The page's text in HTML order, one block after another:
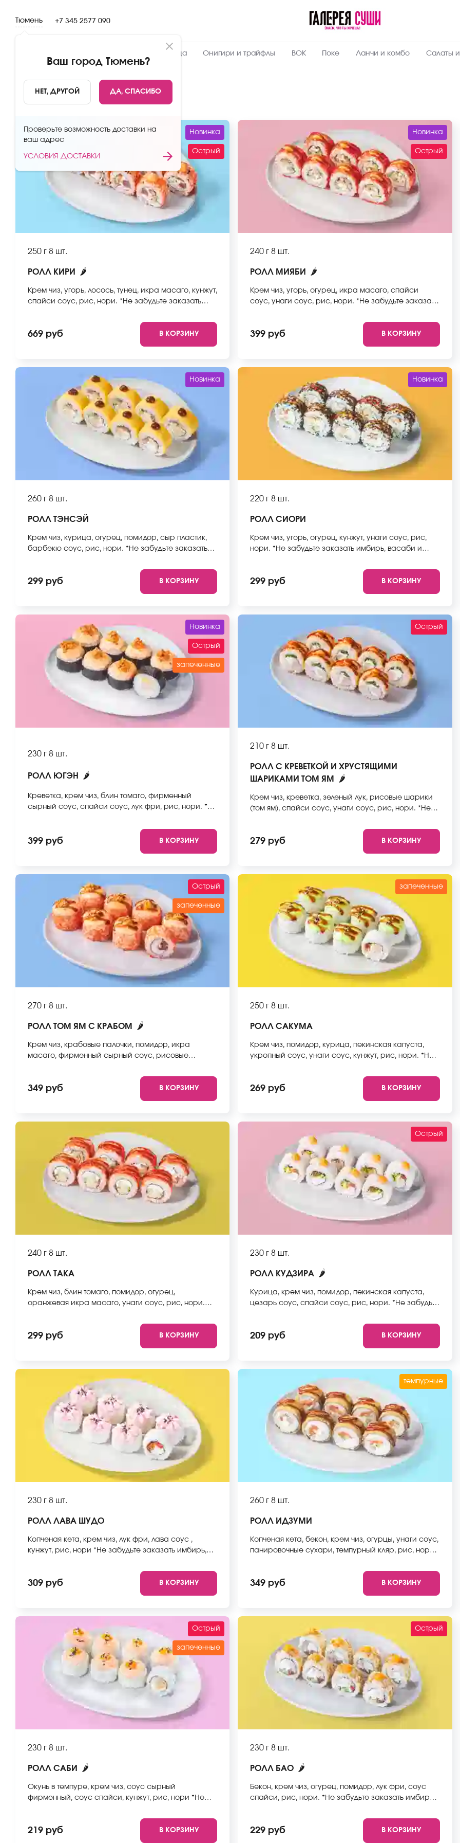
Тюмень
Ваш город Тюмень?
НЕТ, ДРУГОЙ ДА, СПАСИБО
Проверьте возможность доставки на
ваш адрес
УСЛОВИЯ ДОСТАВКИ
+7 345 2577 090
Пицца Онигири и трайфлы ВОК Поке Ланчи и комбо Салаты
Роллы и суши
Новинка
Острый
250 г 8 шт.
РОЛЛ КИРИ 🌶
Крем чиз, угорь, лосось, тунец, икра масаго, кунжут,
спайси соус, рис, нори. *Не забудьте заказать
стоимость заказа. *Внешний вид блюда может
отличаться от фото на сайте.
669 руб В КОРЗИНУ
Новинка
Острый
240 г 8 шт.
РОЛЛ МИЯБИ 🌶
Крем чиз, угорь, огурец, икра масаго, спайси
соус, унаги соус, рис, нори. *Не забудьте заказать
стоимость заказа. *Внешний вид блюда может
отличаться от фото на сайте.
399 руб В КОРЗИНУ
Новинка
260 г 8 шт.
РОЛЛ ТЭНСЭЙ
Крем чиз, курица, огурец, помидор, сыр пластик,
барбекю соус, рис, нори. *Не забудьте заказать
стоимость заказа. *Внешний вид блюда может
отличаться от фото на сайте.
299 руб В КОРЗИНУ
Новинка
220 г 8 шт.
РОЛЛ СИОРИ
Крем чиз, угорь, огурец, кунжут, унаги соус, рис,
нори. *Не забудьте заказать имбирь, васаби и
*Внешний вид блюда может отличаться от фото на
сайте.
299 руб В КОРЗИНУ
Новинка
Острый
запеченные
230 г 8 шт.
РОЛЛ ЮГЭН 🌶
Креветка, крем чиз, блин томаго, фирменный
сырный соус, спайси соус, лук фри, рис, нори. *Не
Они не входят в стоимость заказа. *Внешний вид
блюда может отличаться от фото на сайте.
399 руб В КОРЗИНУ
Острый
210 г 8 шт.
РОЛЛ С КРЕВЕТКОЙ И ХРУСТЯЩИМИ
ШАРИКАМИ ТОМ ЯМ
🌶
Крем чиз, креветка, зеленый лук, рисовые шарики
(том ям), спайси соус, унаги соус, рис, нори. *Не
Они не входят в стоимость заказа. *Внешний вид
блюда может отличаться от фото на сайте.
279 руб В КОРЗИНУ
Острый
запеченные
270 г 8 шт.
РОЛЛ ТОМ ЯМ С КРАБОМ 🌶
Крем чиз, крабовые палочки, помидор, икра
масаго, фирменный сырный соус, рисовые
нори. *Не забудьте заказать имбирь, васаби и
соевый соус. Они не входят в стоимость заказа.
*Внешний вид блюда может отличаться от фото на
349 руб В КОРЗИНУ
запеченные
250 г 8 шт.
РОЛЛ САКУМА
Крем чиз, помидор, курица, пекинская капуста,
укропный соус, унаги соус, кунжут, рис, нори. *Не
Они не входят в стоимость заказа. *Внешний вид
блюда может отличаться от фото на сайте.
269 руб В КОРЗИНУ
240 г 8 шт.
РОЛЛ ТАКА
Крем чиз, блин томаго, помидор, огурец,
оранжевая икра масаго, унаги соус, рис, нори.
соус. Они не входят в стоимость заказа. *Внешний
вид блюда может отличаться от фото на сайте.
299 руб В КОРЗИНУ
Острый
230 г 8 шт.
РОЛЛ КУДЗИРА 🌶
Курица, крем чиз, помидор, пекинская капуста,
цезарь соус, спайси соус, рис, нори. *Не забудьте
входят в стоимость заказа. *Внешний вид блюда
может отличаться от фото на сайте.
209 руб В КОРЗИНУ
230 г 8 шт.
РОЛЛ ЛАВА ШУДО
Копченая кета, крем чиз, лук фри, лава соус ,
кунжут, рис, нори *Не забудьте заказать имбирь,
заказа. *Внешний вид блюда может отличаться от
фото на сайте.
309 руб В КОРЗИНУ
темпурные
260 г 8 шт.
РОЛЛ ИДЗУМИ
Копченая кета, бекон, крем чиз, огурцы, унаги соус,
панировочные сухари, темпурный кляр, рис, нори
соус. Они не входят в стоимость заказа. *Внешний
вид блюда может отличаться от фото на сайте.
349 руб В КОРЗИНУ
Острый
запеченные
230 г 8 шт.
РОЛЛ САБИ 🌶
Окунь в темпуре, крем чиз, соус сырный
фирменный, соус спайси, кунжут, рис, нори *Не
Они не входят в стоимость заказа. *Внешний вид
блюда может отличаться от фото на сайте.
219 руб В КОРЗИНУ
Острый
230 г 8 шт.
РОЛЛ БАО 🌶
Бекон, крем чиз, огурец, помидор, лук фри, соус
спайси, рис, нори. *Не забудьте заказать имбирь,
заказа. *Внешний вид блюда может отличаться от
фото на сайте.
229 руб В КОРЗИНУ